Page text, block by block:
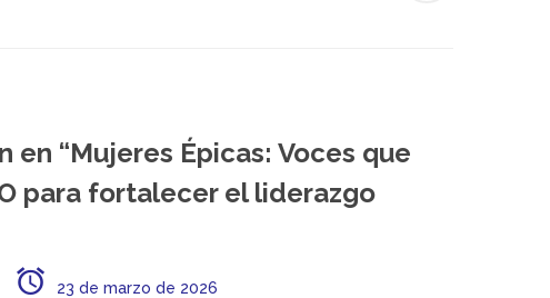
“Mujeres Épicas: Voces que
para fortalecer el liderazgo
23 de marzo de 2026